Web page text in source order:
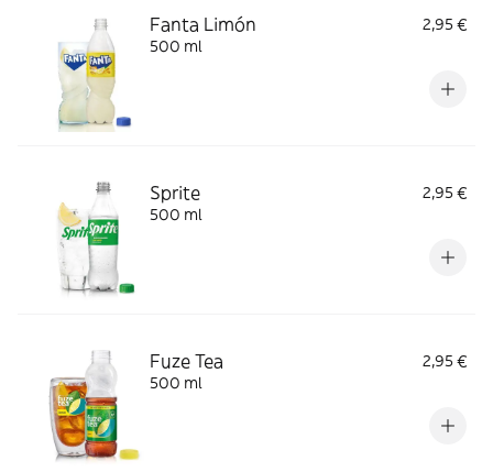
Fanta Limón
2,95 €
500 ml
Sprite
2,95 €
500 ml
Fuze Tea
2,95 €
500 ml